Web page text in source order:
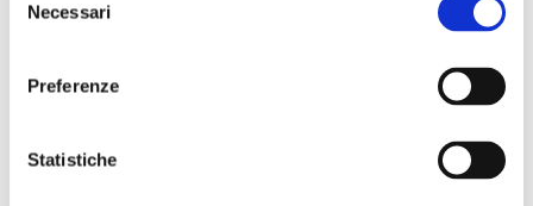
delNecessari
Preferenze
Statistiche
Custom Field
Date
Category